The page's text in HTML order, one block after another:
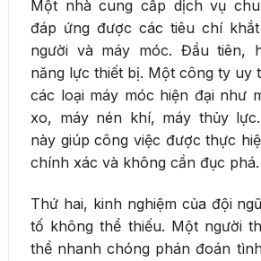
Một nhà cung cấp dịch vụ
đáp ứng được các tiêu chí
người và máy móc. Đầu tiên,
năng lực thiết bị. Một công ty uy
các loại máy móc hiện đại như
xo, máy nén khí, máy thủy
này giúp công việc được thực
chính xác và không cần đục phá.
Thứ hai, kinh nghiệm của đội
tố không thể thiếu. Một người
thể nhanh chóng phán đoán